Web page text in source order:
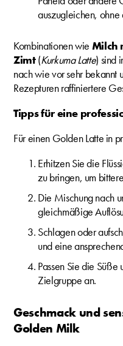
auszugleichen,
Kombinationen wie Milch
Zimt(Kurkuma Latte) sind
nach wie vor sehr bekannt
Rezepturen raffiniertere
Tipps für eine
Für einen Golden Latte in
Erhitzen Sie die
zu bringen, um
Die Mischung nach
gleichmäßige
Schlagen oder
und eine
Passen Sie die
Zielgruppe an.
Geschmack und
Golden Milk